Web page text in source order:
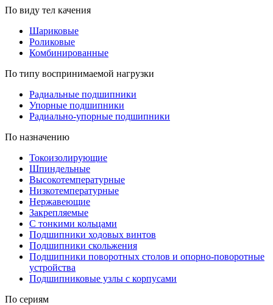
По виду тел качения
Шариковые
Роликовые
Комбинированные
По типу воспринимаемой нагрузки
Радиальные подшипники
Упорные подшипники
Радиально-упорные подшипники
По назначению
Токоизолирующие
Шпиндельные
Высокотемпературные
Низкотемпературные
Нержавеющие
Закрепляемые
С тонкими кольцами
Подшипники ходовых винтов
Подшипники скольжения
Подшипники поворотных столов и опорно-поворотные
устройства
Подшипниковые узлы с корпусами
По сериям